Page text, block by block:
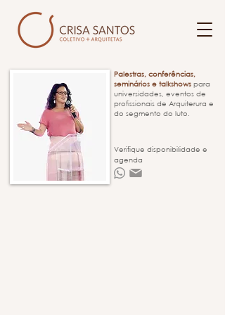
Palestras, conferências,
seminários e talkshows para
universidades, eventos de
profissionais de Arquiterura e
do segmento do luto.
Verifique disponibilidade e
agenda